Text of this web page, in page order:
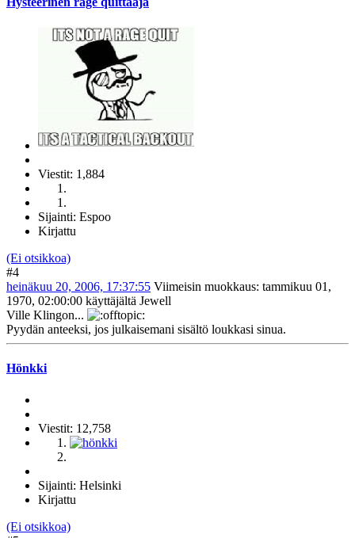
Viestit: 1,884
Sijainti: Espoo
Kirjattu
(Ei otsikkoa)
#4
heinäkuu 20, 2006, 17:37:55 Viimeisin muokkaus: tammikuu 01,
1970, 02:00:00 käyttäjältä Jewell
Ville Klingon...
Pyydän anteeksi, jos julkaisemani sisältö loukkasi sinua.
Hönkki
Viestit: 12,758
Sijainti: Helsinki
Kirjattu
(Ei otsikkoa)